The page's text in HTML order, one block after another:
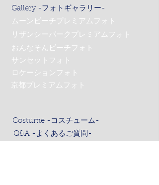
Gallery -フォトギャラリー-
ムーンビーチプレミアムフォト
リザンシーパークプレミアムフォト
おんなそんビーチフォト
サンセットフォト
ロケーションフォト
京都プレミアムフォト
Costume -コスチューム-
Q&A -よくあるご質問-